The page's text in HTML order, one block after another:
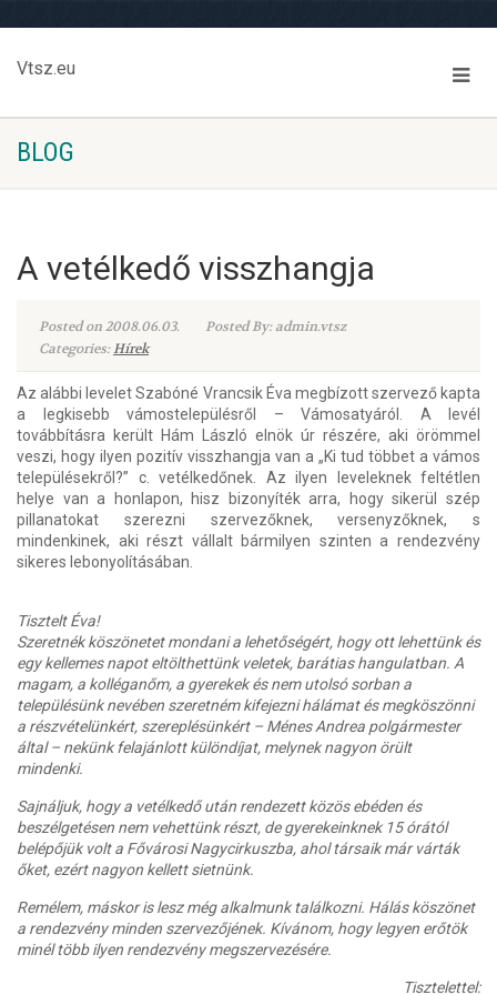
Vtsz.eu
BLOG
A vetélkedő visszhangja
Posted on 2008.06.03.
Posted By: admin.vtsz
Categories:Hírek
Az alábbi levelet Szabóné Vrancsik Éva megbízott szervező kapta
a legkisebb vámostelepülésről – Vámosatyáról. A levél
továbbításra került Hám László elnök úr részére, aki örömmel
veszi, hogy ilyen pozitív visszhangja van a „Ki tud többet a vámos
településekről?” c. vetélkedőnek. Az ilyen leveleknek feltétlen
helye van a honlapon, hisz bizonyíték arra, hogy sikerül szép
pillanatokat szerezni szervezőknek, versenyzőknek, s
mindenkinek, aki részt vállalt bármilyen szinten a rendezvény
sikeres lebonyolításában.
Tisztelt Éva!
Szeretnék köszönetet mondani a lehetőségért, hogy ott lehettünk és
egy kellemes napot eltölthettünk veletek, barátias hangulatban. A
magam, a kolléganőm, a gyerekek és nem utolsó sorban a
településünk nevében szeretném kifejezni hálámat és megköszönni
a részvételünkért, szereplésünkért – Ménes Andrea polgármester
által – nekünk felajánlott különdíjat, melynek nagyon örült
mindenki.
Sajnáljuk, hogy a vetélkedő után rendezett közös ebéden és
beszélgetésen nem vehettünk részt, de gyerekeinknek 15 órától
belépőjük volt a Fővárosi Nagycirkuszba, ahol társaik már várták
őket, ezért nagyon kellett sietnünk.
Remélem, máskor is lesz még alkalmunk találkozni. Hálás köszönet
a rendezvény minden szervezőjének. Kívánom, hogy legyen erőtök
minél több ilyen rendezvény megszervezésére.
Tisztelettel: